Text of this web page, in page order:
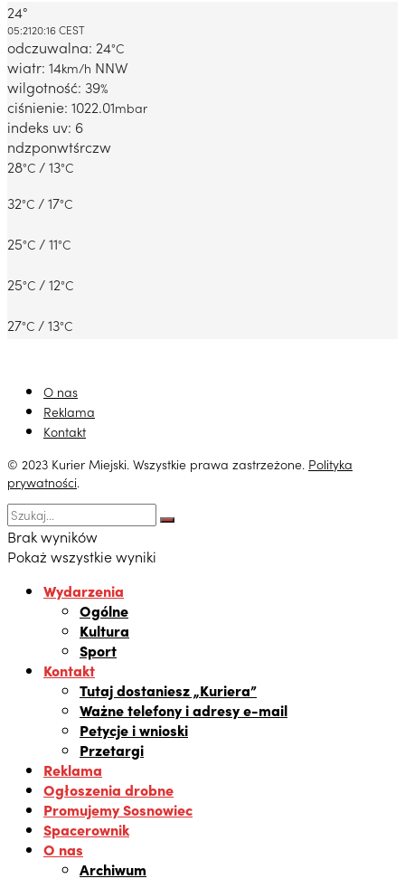
Dabrowa Gornicza, PL
24°
05:2120:16 CEST
odczuwalna: 24°C
wiatr: 14km/h NNW
wilgotność: 39%
ciśnienie: 1022.01mbar
indeks uv: 6
ndzponwtśrczw
28°C / 13°C
32°C / 17°C
25°C / 11°C
25°C / 12°C
27°C / 13°C
O nas
Reklama
Kontakt
© 2023 Kurier Miejski. Wszystkie prawa zastrzeżone. Polityka
prywatności.
Brak wyników
Pokaż wszystkie wyniki
Wydarzenia
Ogólne
Kultura
Sport
Kontakt
Tutaj dostaniesz „Kuriera”
Ważne telefony i adresy e-mail
Petycje i wnioski
Przetargi
Reklama
Ogłoszenia drobne
Promujemy Sosnowiec
Spacerownik
O nas
Archiwum